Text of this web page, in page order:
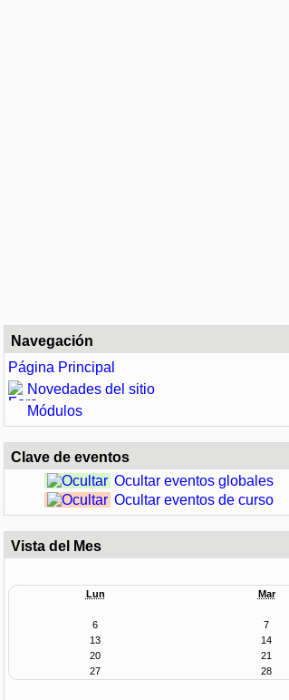
Navegación
Página Principal
Novedades del sitio
Módulos
Clave de eventos
Ocultar eventos globales
Ocultar eventos de curso
Vista del Mes
Lun Mar
6
7
13
14
20
21
27
28